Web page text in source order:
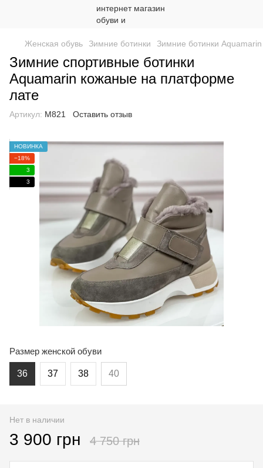
Женская обувь Зимние ботинки Зимние ботинки Aquamarin
Зимние спортивные ботинки
Aquamarin кожаные на платформе
лате
Артикул: М821 Оставить отзыв
НОВИНКА
−18%
3
3
Размер женской обуви
36 37 38 40
Нет в наличии
3 900 грн 4 750 грн